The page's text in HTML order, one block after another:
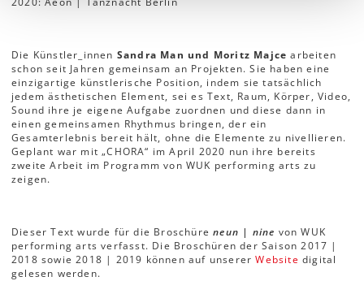
Die Künstler_innen Sandra Man und Moritz Majce arbeiten
schon seit Jahren gemeinsam an Projekten. Sie haben eine
einzigartige künstlerische Position, indem sie tatsächlich
jedem ästhetischen Element, sei es Text, Raum, Körper, Video,
Sound ihre je eigene Aufgabe zuordnen und diese dann in
einen gemeinsamen Rhythmus bringen, der ein
Gesamterlebnis bereit hält, ohne die Elemente zu nivellieren.
Geplant war mit „CHORA“ im April 2020 nun ihre bereits
zweite Arbeit im Programm von WUK performing arts zu
zeigen.
Dieser Text wurde für die Broschüreneun | nine von WUK
performing arts verfasst. Die Broschüren der Saison 2017 |
2018 sowie 2018 | 2019 können auf unsererWebsitedigital
gelesen werden.